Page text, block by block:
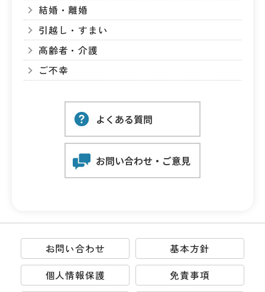
結婚・離婚
引越し・すまい
高齢者・介護
ご不幸
お問い合わせ
基本方針
個人情報保護
免責事項